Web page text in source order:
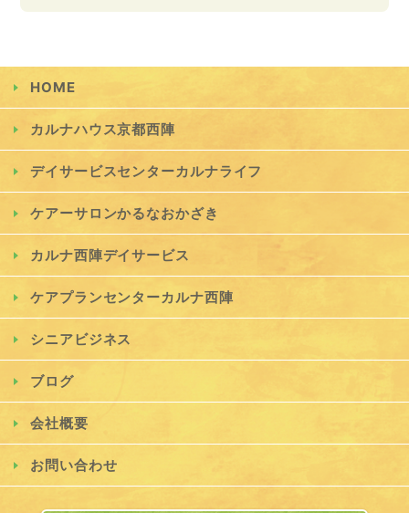
HOME
カルナハウス京都西陣
デイサービスセンターカルナライフ
ケアーサロンかるなおかざき
カルナ西陣デイサービス
ケアプランセンターカルナ西陣
シニアビジネス
ブログ
会社概要
お問い合わせ